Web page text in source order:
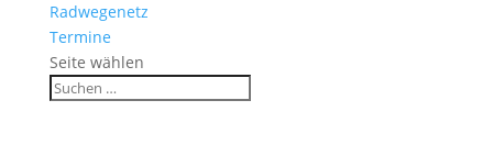
Radwegenetz
Termine
Seite wählen